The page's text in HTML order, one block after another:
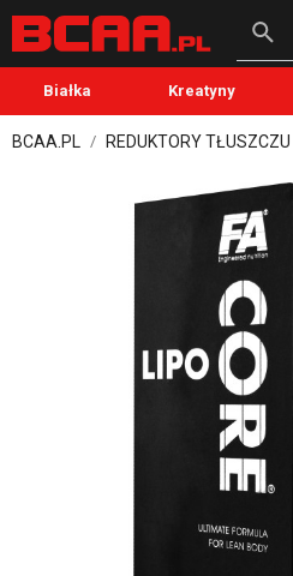
Białka Kreatyny
BCAA.PL REDUKTORY TŁUSZCZU